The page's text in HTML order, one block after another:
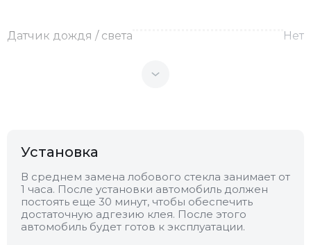
Датчик дождя / света Нет
Теплопоглощающее
Обогрев
Установка
В среднем замена лобового стекла занимает от
1 часа. После установки автомобиль должен
постоять еще 30 минут, чтобы обеспечить
достаточную адгезию клея. После этого
автомобиль будет готов к эксплуатации.